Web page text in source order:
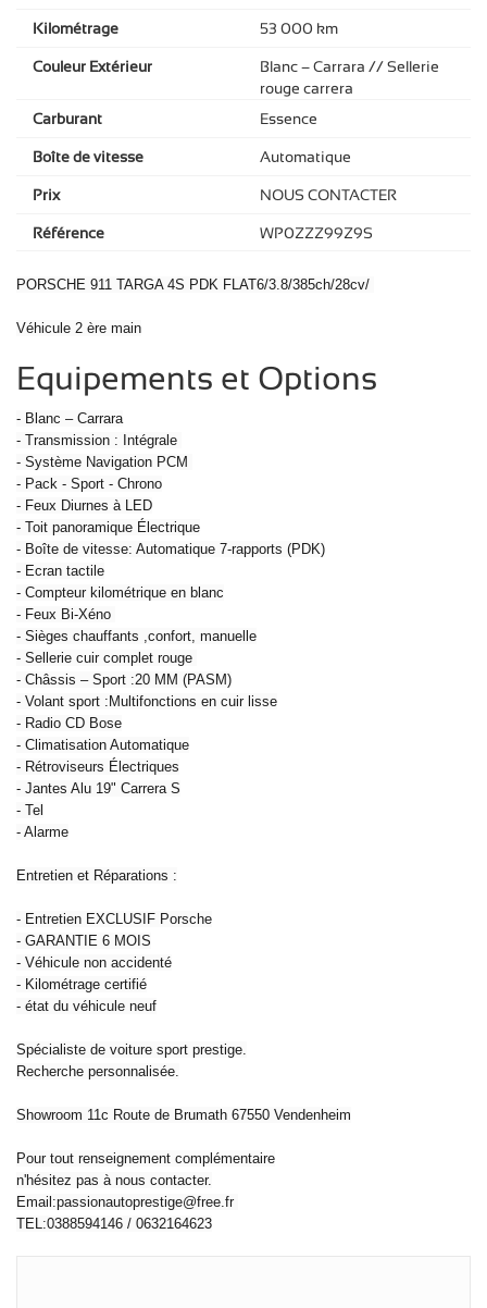
Kilométrage 53 000 km
Couleur Extérieur
Blanc – Carrara // Sellerie
rouge carrera
Carburant
Essence
Boîte de vitesse Automatique
Prix NOUS CONTACTER
Référence WP0ZZZ99Z9S
PORSCHE 911 TARGA 4S PDK FLAT6/3.8/385ch/28cv/
Véhicule 2 ère main
Equipements et Options
- Blanc – Carrara
- Transmission : Intégrale
- Système Navigation PCM
- Pack - Sport - Chrono
- Feux Diurnes à LED
- Toit panoramique Électrique
- Boîte de vitesse: Automatique 7-rapports (PDK)
- Ecran tactile
- Compteur kilométrique en blanc
- Feux Bi-Xéno
- Sièges chauffants ,confort, manuelle
- Sellerie cuir complet rouge
- Châssis – Sport :20 MM (PASM)
- Volant sport :Multifonctions en cuir lisse
- Radio CD Bose
- Climatisation Automatique
- Rétroviseurs Électriques
- Jantes Alu 19" Carrera S
- Tel
- Alarme
Entretien et Réparations :
- Entretien EXCLUSIF Porsche
- GARANTIE 6 MOIS
- Véhicule non accidenté
- Kilométrage certifié
- état du véhicule neuf
Spécialiste de voiture sport prestige.
Recherche personnalisée.
Showroom 11c Route de Brumath 67550 Vendenheim
Pour tout renseignement complémentaire
n'hésitez pas à nous contacter.
Email:passionautoprestige@free.fr
TEL:0388594146 / 0632164623